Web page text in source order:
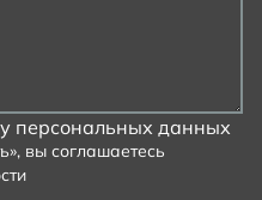
персональных данных
вы соглашаетесь